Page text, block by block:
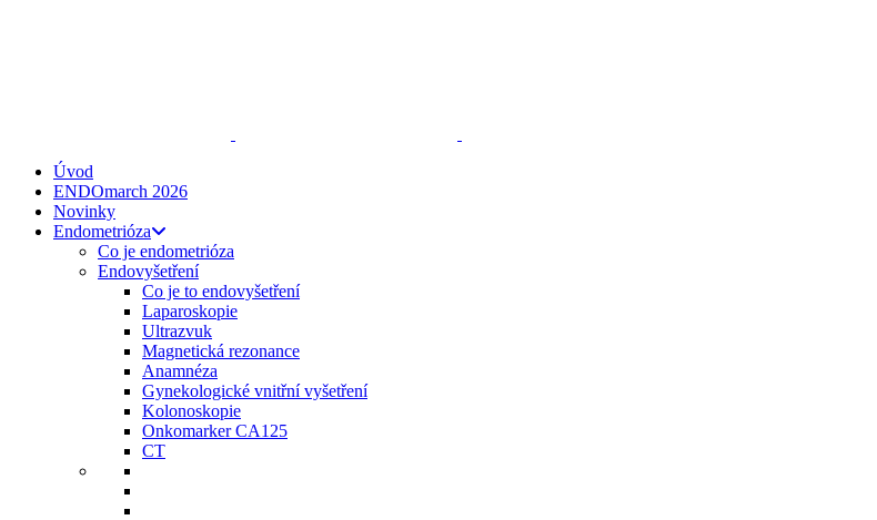
Úvod
ENDOmarch 2026
Novinky
Endometrióza
Co je endometrióza
Endovyšetření
Co je to endovyšetření
Laparoskopie
Ultrazvuk
Magnetická rezonance
Anamnéza
Gynekologické vnitřní vyšetření
Kolonoskopie
Onkomarker CA125
CT